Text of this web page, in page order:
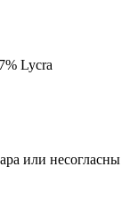
Lycra
или несогласны